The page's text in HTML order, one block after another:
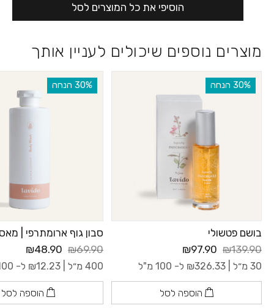
הוסיפי את כל המוצרים לסל
מוצרים נוספים שיכולים לעניין אותך
‫30% הנחה
בושם פטשולי
₪139.90
₪97.90
30 מ״ל | ₪326.33 ל- 100 מ"ל
הוספה לסל
‫30% הנחה
סבון גוף ארומתרפי |
₪69.90
₪48.90
400 מ״ל | ₪12.23 ל- 100 מ"ל
הוספה לסל